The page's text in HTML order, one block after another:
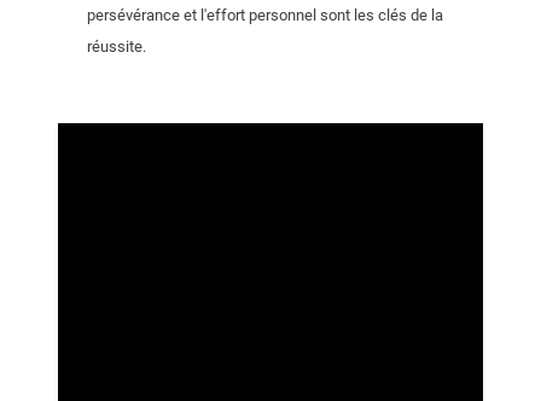
persévérance et l'effort personnel sont les clés de la
réussite.